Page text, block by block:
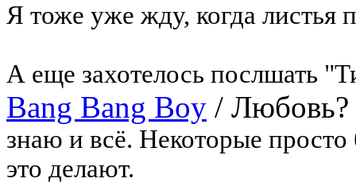
Я тоже уже жду, когда листья
А еще захотелось послшать
Bang Bang Boy / Любовь?
знаю и всё. Некоторые просто
это делают.